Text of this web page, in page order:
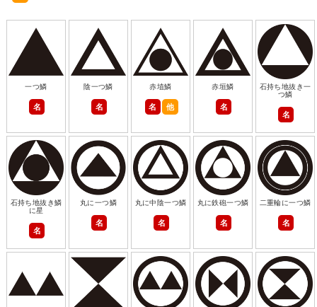
一つ鱗
名
陰一つ鱗
名
赤埴鱗
名 他
赤垣鱗
名
石持ち地抜き一
つ鱗
名
石持ち地抜き鱗
に星
名
丸に一つ鱗
名
丸に中陰一つ鱗
名
丸に鉄砲一つ鱗
名
二重輪に一つ鱗
名